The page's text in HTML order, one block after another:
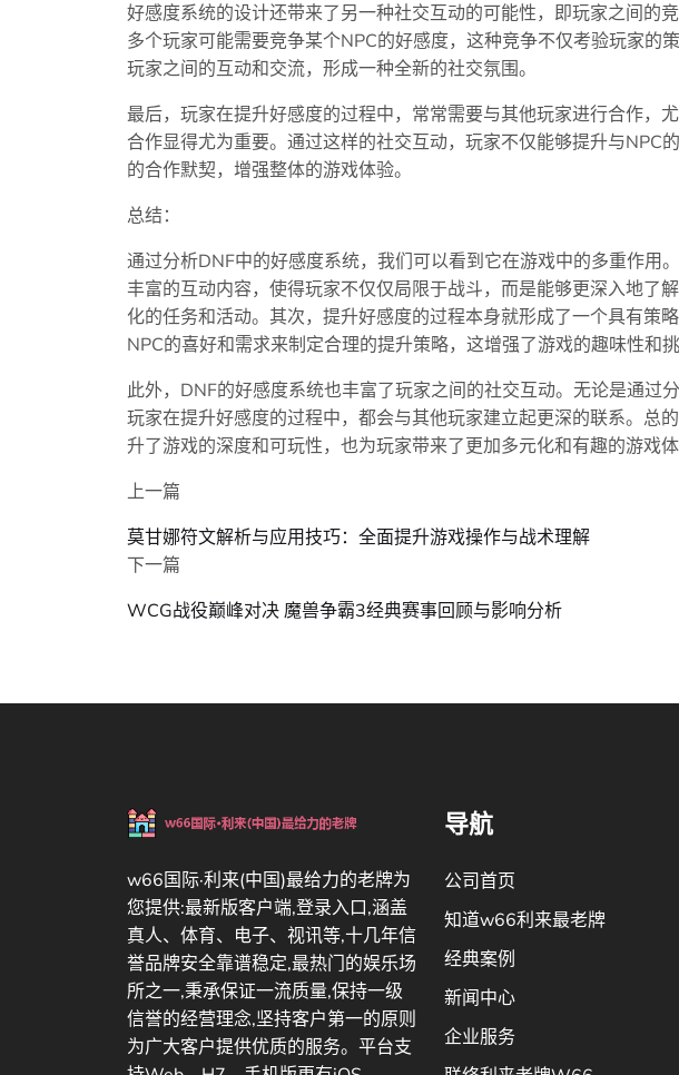
好感度系统的设计还带来了另一种社交互动的可能性，即玩家之间的
多个玩家可能需要竞争某个NPC的好感度，这种竞争不仅考验玩家的
玩家之间的互动和交流，形成一种全新的社交氛围。
最后，玩家在提升好感度的过程中，常常需要与其他玩家进行合作，
合作显得尤为重要。通过这样的社交互动，玩家不仅能够提升与NPC
的合作默契，增强整体的游戏体验。
总结：
通过分析DNF中的好感度系统，我们可以看到它在游戏中的多重作用
丰富的互动内容，使得玩家不仅仅局限于战斗，而是能够更深入地了
化的任务和活动。其次，提升好感度的过程本身就形成了一个具有策
NPC的喜好和需求来制定合理的提升策略，这增强了游戏的趣味性和挑
此外，DNF的好感度系统也丰富了玩家之间的社交互动。无论是通过
玩家在提升好感度的过程中，都会与其他玩家建立起更深的联系。总
升了游戏的深度和可玩性，也为玩家带来了更加多元化和有趣的游戏体
上一篇
莫甘娜符文解析与应用技巧：全面提升游戏操作与战术理解
下一篇
WCG战役巅峰对决 魔兽争霸3经典赛事回顾与影响分析
w66国际·利来(中国)最给力的老牌为
您提供:最新版客户端,登录入口,涵盖
真人、体育、电子、视讯等,十几年信
誉品牌安全靠谱稳定,最热门的娱乐场
所之一,秉承保证一流质量,保持一级
信誉的经营理念,坚持客户第一的原则
为广大客户提供优质的服务。平台支
导航
公司首页
知道w66利来最老牌
经典案例
新闻中心
企业服务